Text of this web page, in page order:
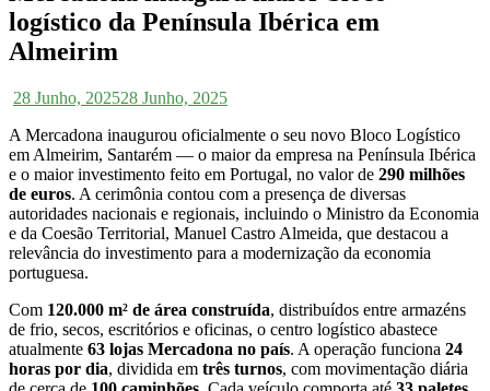
logístico da Península Ibérica em
Almeirim
28 Junho, 202528 Junho, 2025
A Mercadona inaugurou oficialmente o seu novo Bloco Logístico
em Almeirim, Santarém — o maior da empresa na Península Ibérica
e o maior investimento feito em Portugal, no valor de 290 milhões
de euros. A cerimônia contou com a presença de diversas
autoridades nacionais e regionais, incluindo o Ministro da Economia
e da Coesão Territorial, Manuel Castro Almeida, que destacou a
relevância do investimento para a modernização da economia
portuguesa.
Com 120.000 m² de área construída, distribuídos entre armazéns
de frio, secos, escritórios e oficinas, o centro logístico abastece
atualmente 63 lojas Mercadona no país. A operação funciona 24
horas por dia, dividida em três turnos, com movimentação diária